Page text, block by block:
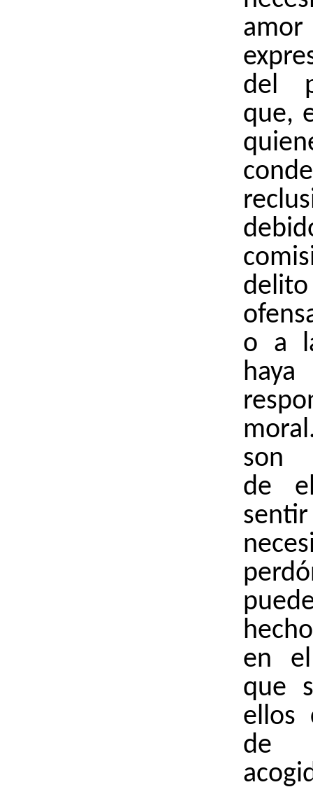
del
que,
delito
o a
son
de
en
que
ellos
de